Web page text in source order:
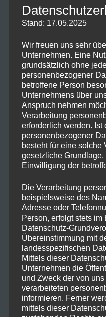
Bis zum 11. August
PlayStation 4 bei
dafür günstiger
Version
folgt:
PlayStation 4 500
Stand: 17.05.2025
Wir freuen uns sehr
Unternehmen. Eine
grundsätzlich ohne
personenbezogener
betroffene Person
Unternehmens über
Anspruch nehmen
Verarbeitung
erforderlich werden. Ist
personenbezogener
besteht für eine solche
gesetzliche
Einwilligung der
Die Verarbeitung
beispielsweise des
Adresse oder
Person, erfolgt stets im
Datenschutz-
Übereinstimmung mit
landesspezifischen
Mittels dieser
Unternehmen die
und Zweck der von
verarbeiteten
informieren. Ferner
mittels dieser